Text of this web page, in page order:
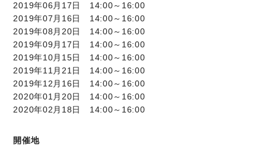
2019年06月17日 14:00～16:00
2019年07月16日 14:00～16:00
2019年08月20日 14:00～16:00
2019年09月17日 14:00～16:00
2019年10月15日 14:00～16:00
2019年11月21日 14:00～16:00
2019年12月16日 14:00～16:00
2020年01月20日 14:00～16:00
2020年02月18日 14:00～16:00
開催地